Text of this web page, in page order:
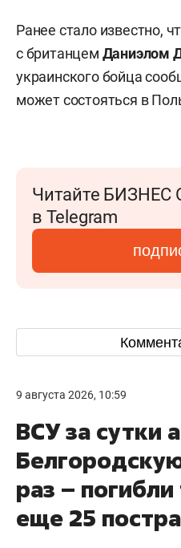
Ранее стало известно,
с британцем Даниэлом
украинского бойца
может состояться в
Читайте БИЗНЕС
в Telegram
9 августа 2026, 10:59
ВСУ за сутки
раз –
еще 25